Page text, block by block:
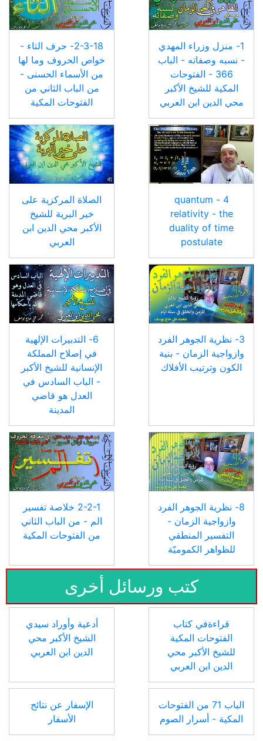
1- منزل وزراء المهدي
- نسبه وصفاته - الباب
366 - الفتوحات
المكية للشيخ الأكبر
محي الدين ابن العربي
2-3-18- حرف التاء -
خواص الحروف وما لها
من الأسماء الحسنى -
من الباب الثاني من
الفتوحات المكية
4 - quantum
relativity - the
duality of time
postulate
الصلاة المركزية على
خير البرية للشيخ
الأكبر محي الدين ابن
العربي
3- نظرية الجوهر الفرد
وازواجية الزمان - بنية
الكون وترتيب الأفلاك
6- التدبيرات الإلهية
في إصلاح المملكة
الإنسانية للشيخ الأكبر
- الباب السادس في
العدل هو قاضي
المدينة
8- نظرية الجوهر الفرد
وازواجية الزمان -
التفسير المنطقي
للظواهر الكموميّة
2-2-1 خلاصة تفسير
الم - من الباب الثاني
من الفتوحات المكية
كتب ورسائل أخرى
قراءةفي كتاب
الفتوحات المكية
للشيخ الأكبر محي
الدين ابن العربي
أدعية وأوراد سيدي
الشيخ الأكبر محي
الدين ابن العربي
الباب 71 من الفتوحات
المكية - أسرار الصوم
الإسفار عن نتائج
الأسفار